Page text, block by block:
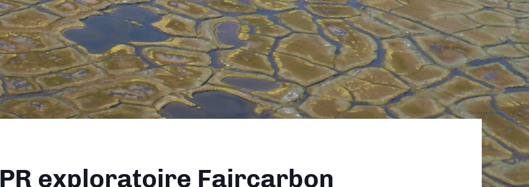
exploratoire Faircarbon